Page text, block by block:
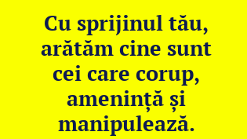
Cu sprijinul tău,
arătăm cine sunt
cei care corup,
amenință și
manipulează.